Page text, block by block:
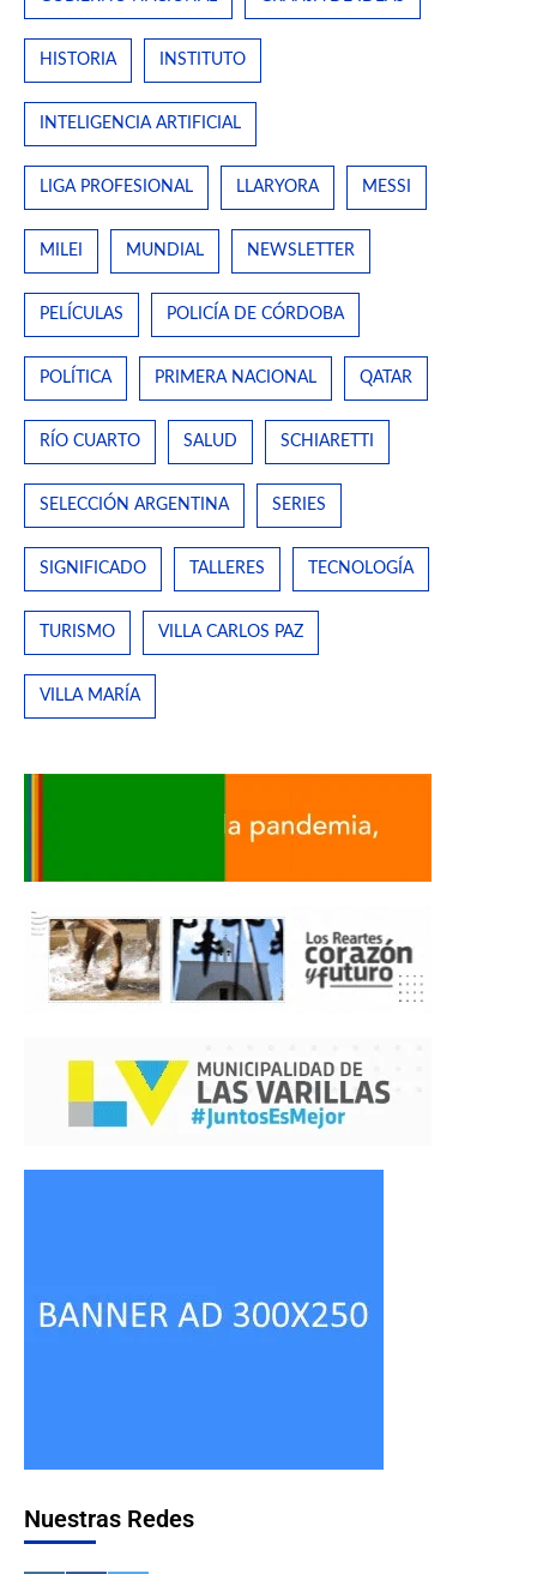
HISTORIA INSTITUTO
INTELIGENCIA ARTIFICIAL
LIGA PROFESIONAL LLARYORA MESSI
MILEI MUNDIAL NEWSLETTER
PELÍCULAS POLICÍA DE CÓRDOBA
POLÍTICA PRIMERA NACIONAL QATAR
RÍO CUARTO SALUD SCHIARETTI
SELECCIÓN ARGENTINA SERIES
SIGNIFICADO TALLERES TECNOLOGÍA
TURISMO VILLA CARLOS PAZ
VILLA MARÍA
Nuestras Redes